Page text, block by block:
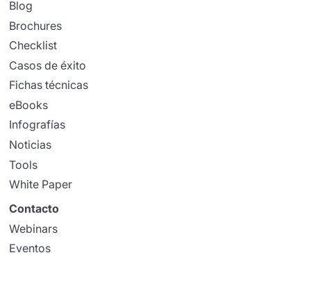
Blog
Brochures
Checklist
Casos de éxito
Fichas técnicas
eBooks
Infografías
Noticias
Tools
White Paper
Contacto
Webinars
Eventos